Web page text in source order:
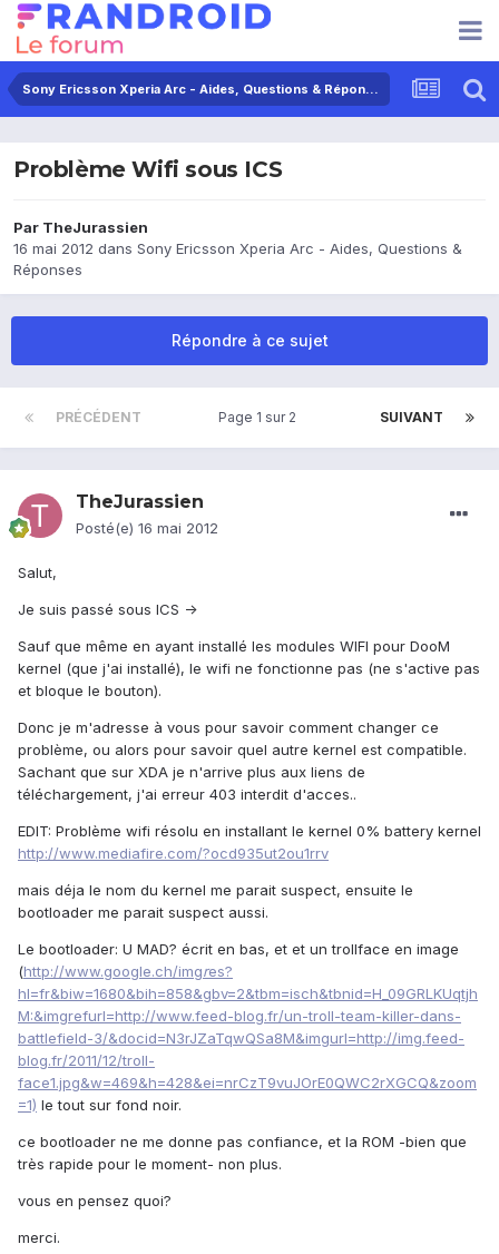
Sony Ericsson Xperia Arc - Aides, Questions & Réponses
Problème Wifi sous ICS
Par TheJurassien
16 mai 2012 dans Sony Ericsson Xperia Arc - Aides, Questions &
Réponses
Répondre à ce sujet
PRÉCÉDENT SUIVANT
Page 1 sur 2
TheJurassien
Posté(e) 16 mai 2012
Salut,
Je suis passé sous ICS ->
Sauf que même en ayant installé les modules WIFI pour DooM
kernel (que j'ai installé), le wifi ne fonctionne pas (ne s'active pas
et bloque le bouton).
Donc je m'adresse à vous pour savoir comment changer ce
problème, ou alors pour savoir quel autre kernel est compatible.
Sachant que sur XDA je n'arrive plus aux liens de
téléchargement, j'ai erreur 403 interdit d'acces..
EDIT: Problème wifi résolu en installant le kernel 0% battery kernel
http://www.mediafire.com/?ocd935ut2ou1rrv
mais déja le nom du kernel me parait suspect, ensuite le
bootloader me parait suspect aussi.
Le bootloader: U MAD? écrit en bas, et et un trollface en image
(http://www.google.ch/imgres?
hl=fr&biw=1680&bih=858&gbv=2&tbm=isch&tbnid=H_09GRLKUqtjh
M:&imgrefurl=http://www.feed-blog.fr/un-troll-team-killer-dans-
battlefield-3/&docid=N3rJZaTqwQSa8M&imgurl=http://img.feed-
blog.fr/2011/12/troll-
face1.jpg&w=469&h=428&ei=nrCzT9vuJOrE0QWC2rXGCQ&zoom
=1) le tout sur fond noir.
ce bootloader ne me donne pas confiance, et la ROM -bien que
très rapide pour le moment- non plus.
vous en pensez quoi?
merci.